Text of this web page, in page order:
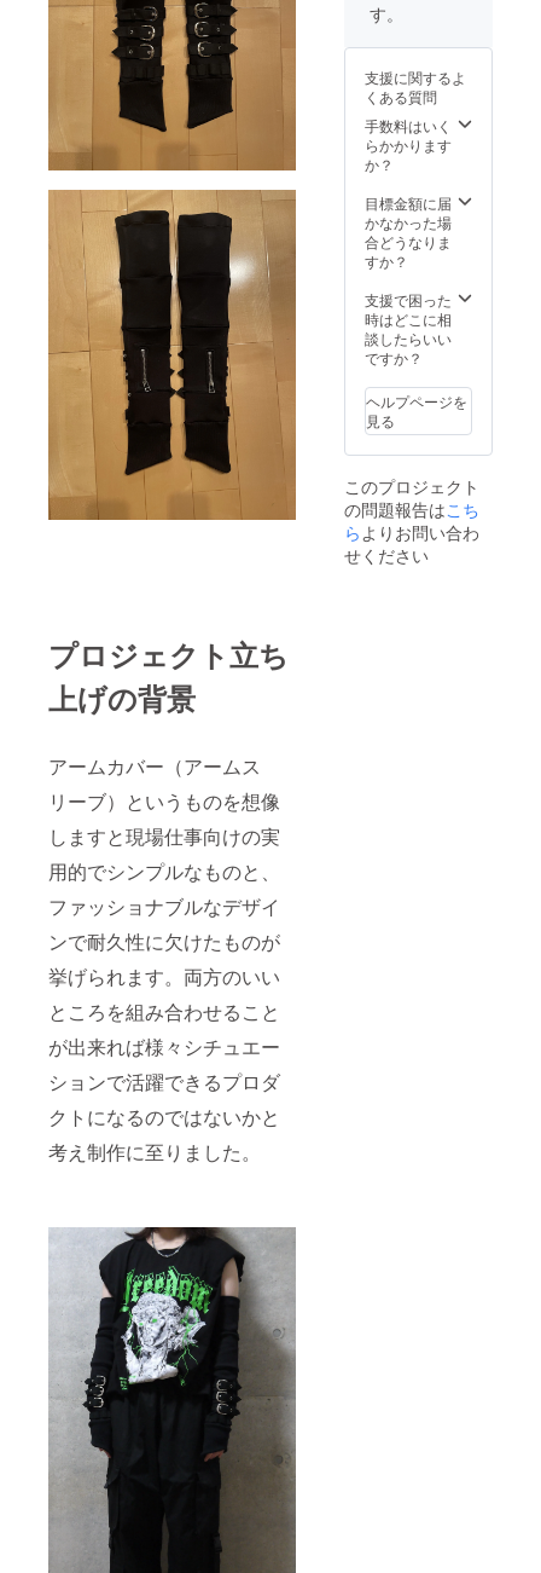
プロジェクト立ち
上げの背景
アームカバー（アームス
リーブ）というものを想像
しますと現場仕事向けの実
用的でシンプルなものと、
ファッショナブルなデザイ
ンで耐久性に欠けたものが
挙げられます。両方のいい
ところを組み合わせること
が出来れば様々シチュエー
ションで活躍できるプロダ
クトになるのではないかと
考え制作に至りました。
す。
支援に関するよ
くある質問
手数料はいく
らかかります
か？
目標金額に届
かなかった場
合どうなりま
すか？
支援で困った
時はどこに相
談したらいい
ですか？
ヘルプページを
見る
このプロジェクト
の問題報告はこち
らよりお問い合わ
せください